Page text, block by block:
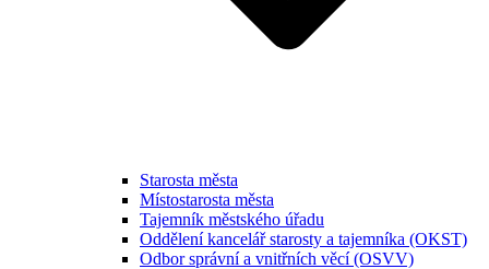
Starosta města
Místostarosta města
Tajemník městského úřadu
Oddělení kancelář starosty a tajemníka (OKST)
Odbor správní a vnitřních věcí (OSVV)